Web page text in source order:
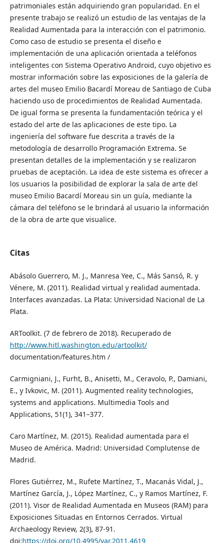
patrimoniales están adquiriendo gran popularidad. En el
presente trabajo se realizó un estudio de las ventajas de la
Realidad Aumentada para la interacción con el patrimonio.
Como caso de estudio se presenta el diseño e
implementación de una aplicación orientada a teléfonos
inteligentes con Sistema Operativo Android, cuyo objetivo es
mostrar información sobre las exposiciones de la galería de
artes del museo Emilio Bacardí Moreau de Santiago de Cuba
haciendo uso de procedimientos de Realidad Aumentada.
De igual forma se presenta la fundamentación teórica y el
estado del arte de las aplicaciones de este tipo. La
ingeniería del software fue descrita a través de la
metodología de desarrollo Programación Extrema. Se
presentan detalles de la implementación y se realizaron
pruebas de aceptación. La idea de este sistema es ofrecer a
los usuarios la posibilidad de explorar la sala de arte del
museo Emilio Bacardí Moreau sin un guía, mediante la
cámara del teléfono se le brindará al usuario la información
de la obra de arte que visualice.
Citas
Abásolo Guerrero, M. J., Manresa Yee, C., Más Sansó, R. y
Vénere, M. (2011). Realidad virtual y realidad aumentada.
Interfaces avanzadas. La Plata: Universidad Nacional de La
Plata.
ARToolkit. (7 de febrero de 2018). Recuperado de
http://www.hitl.washington.edu/artoolkit/
documentation/features.htm /
Carmigniani, J., Furht, B., Anisetti, M., Ceravolo, P., Damiani,
E., y Ivkovic, M. (2011). Augmented reality technologies,
systems and applications. Multimedia Tools and
Applications, 51(1), 341–377.
Caro Martínez, M. (2015). Realidad aumentada para el
Museo de América. Madrid: Universidad Complutense de
Madrid.
Flores Gutiérrez, M., Rufete Martínez, T., Macanás Vidal, J.,
Martínez García, J., López Martínez, C., y Ramos Martínez, F.
(2011). Visor de Realidad Aumentada en Museos (RAM) para
Exposiciones Situadas en Entornos Cerrados. Virtual
Archaeology Review, 2(3), 87-91.
doi:https://doi.org/10.4995/var.2011.4619